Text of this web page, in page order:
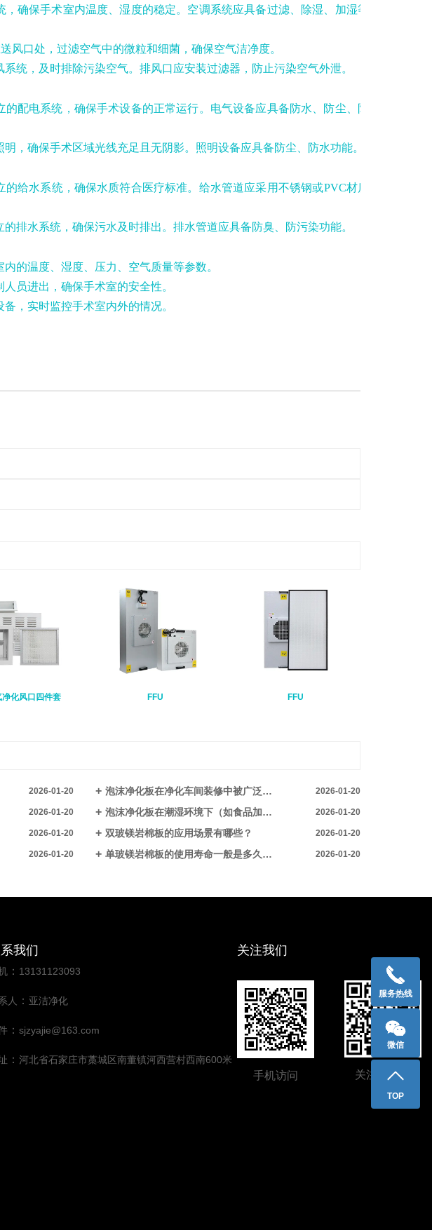
确保手术室内温度、湿度的稳定。空调系统应具备过滤、除湿、加湿等功
风口处，过滤空气中的微粒和细菌，确保空气洁净度。
统，及时排除污染空气。排风口应安装过滤器，防止污染空气外泄。
配电系统，确保手术设备的正常运行。电气设备应具备防水、防尘、防爆
，确保手术区域光线充足且无阴影。照明设备应具备防尘、防水功能。
给水系统，确保水质符合医疗标准。给水管道应采用不锈钢或PVC材质，
排水系统，确保污水及时排出。排水管道应具备防臭、防污染功能。
的温度、湿度、压力、空气质量等参数。
员进出，确保手术室的安全性。
，实时监控手术室内外的情况。
化风口四件套 FFU FFU
2026-01-20 泡沫净化板在净化车间装修中被广泛应用的核心优势是什么？​​ 2026-01-20
2026-01-20 泡沫净化板在潮湿环境下（如食品加工净化车间）使用，如何防止出现霉变现象？​​ 2026-01-20
2026-01-20 双玻镁岩棉板的应用场景有哪些？​ 2026-01-20
2026-01-20 单玻镁岩棉板的使用寿命一般是多久，怎样延长其使用年限？​​ 2026-01-20
我们
： 13131123093
人 ： 亚洁净化
：sjzyajie@163.com
：河北省石家庄市藁城区南董镇河西营村西南600米
关注我们
手机访问 关注公众号
服务热线
微信
TOP